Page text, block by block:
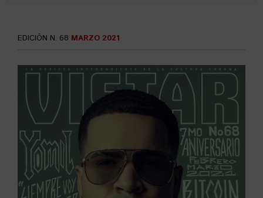
EDICIÓN N. 68 MARZO 2021